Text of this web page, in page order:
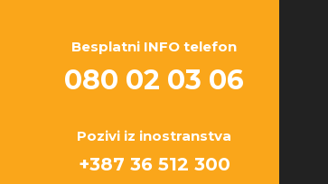
Besplatni INFO telefon
080 02 03 06
Pozivi iz inostranstva
+387 36 512 300